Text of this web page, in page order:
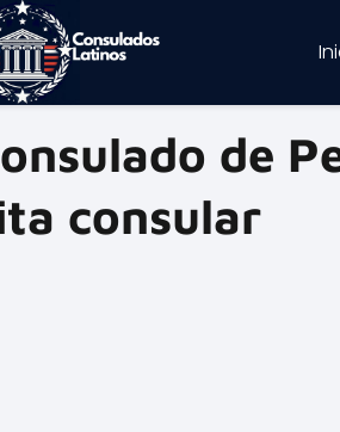
de
consular